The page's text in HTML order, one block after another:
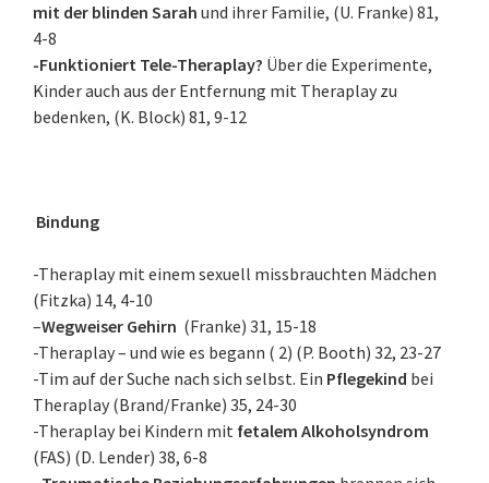
mit der blinden Sarah und ihrer Familie, (U. Franke) 81,
4-8
-Funktioniert Tele-Theraplay? Über die Experimente,
Kinder auch aus der Entfernung mit Theraplay zu
bedenken, (K. Block) 81, 9-12
Bindung
-Theraplay mit einem sexuell missbrauchten Mädchen
(Fitzka) 14, 4-10
–Wegweiser Gehirn (Franke) 31, 15-18
-Theraplay – und wie es begann ( 2) (P. Booth) 32, 23-27
-Tim auf der Suche nach sich selbst. Ein Pflegekind bei
Theraplay (Brand/Franke) 35, 24-30
-Theraplay bei Kindern mit fetalem Alkoholsyndrom
(FAS) (D. Lender) 38, 6-8